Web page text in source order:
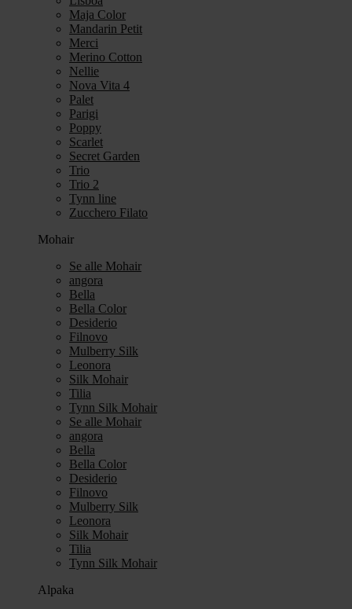
Maja Color
Mandarin Petit
Merci
Merino Cotton
Nellie
Nova Vita 4
Palet
Parigi
Poppy
Scarlet
Secret Garden
Trio
Trio 2
Tynn line
Zucchero Filato
Mohair
Se alle Mohair
angora
Bella
Bella Color
Desiderio
Filnovo
Mulberry Silk
Leonora
Silk Mohair
Tilia
Tynn Silk Mohair
Se alle Mohair
angora
Bella
Bella Color
Desiderio
Filnovo
Mulberry Silk
Leonora
Silk Mohair
Tilia
Tynn Silk Mohair
Alpaka